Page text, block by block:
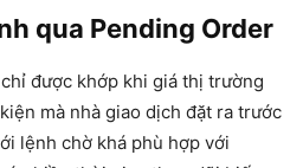
qua Pending Order
được khớp khi giá thị trường
mà nhà giao dịch đặt ra trước
lệnh chờ khá phù hợp với